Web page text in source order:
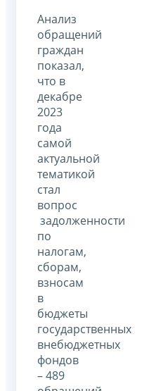
Анализ
обращений
граждан
показал,
что в
декабре
2023
года
самой
актуальной
тематикой
стал
вопрос
задолженности
по
налогам,
сборам,
взносам
в
бюджеты
государственных
внебюджетных
фондов
– 489